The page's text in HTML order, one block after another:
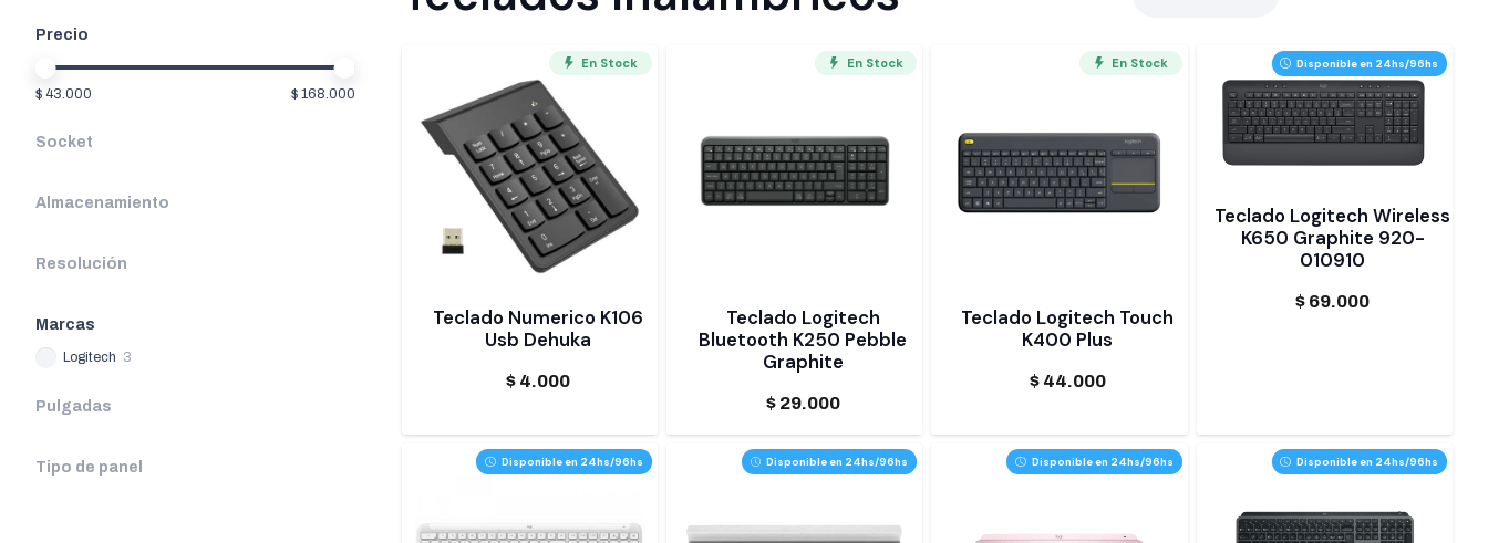
Precio
$ 43.000 $ 168.000
Socket
Almacenamiento
Resolución
Marcas
Logitech 3
Pulgadas
Tipo de panel
En Stock
Teclado Numerico K106
Usb Dehuka
$4.000
En Stock
Teclado Logitech
Bluetooth K250 Pebble
Graphite
$29.000
En Stock
Teclado Logitech Touch
K400 Plus
$44.000
Disponible en 24hs/96hs
Teclado Logitech Wireless
K650 Graphite 920-
010910
$ 69.000
Disponible en 24hs/96hs Disponible en 24hs/96hs Disponible en 24hs/96hs Disponible en 24hs/96hs